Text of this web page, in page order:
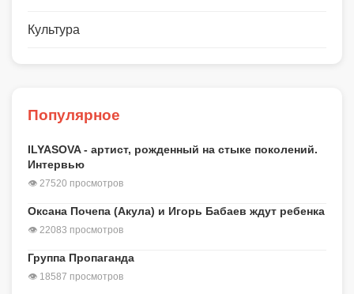
Культура
Популярное
ILYASOVA - артист, рожденный на стыке поколений.
Интервью
👁 27520 просмотров
Оксана Почепа (Акула) и Игорь Бабаев ждут ребенка
👁 22083 просмотров
Группа Пропаганда
👁 18587 просмотров